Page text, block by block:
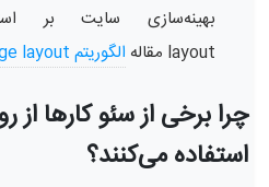
layout مقاله
الگوریتم page layout گوگل
چرا برخی از سئو کارها
استفاده می‌کنند؟